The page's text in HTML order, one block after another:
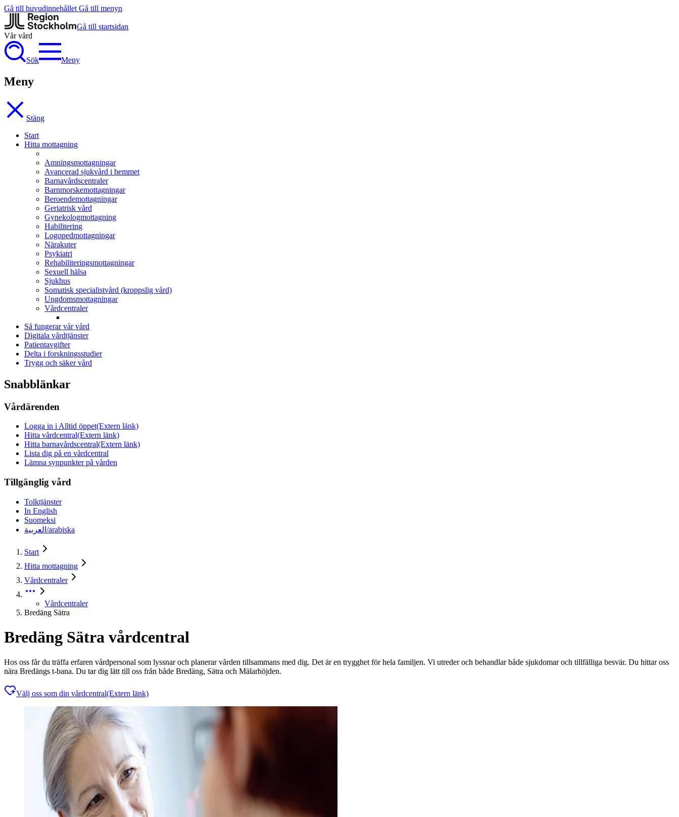
Gå till huvudinnehållet Gå till menyn
Gå till startsidan
Vår vård
Sök Meny
Meny
Stäng
Start
Hitta mottagning
Amningsmottagningar
Avancerad sjukvård i hemmet
Barnavårdscentraler
Barnmorskemottagningar
Beroendemottagningar
Geriatrisk vård
Gynekologmottagning
Habilitering
Logopedmottagningar
Närakuter
Psykiatri
Rehabiliteringsmottagningar
Sexuell hälsa
Sjukhus
Somatisk specialistvård (kroppslig vård)
Ungdomsmottagningar
Vårdcentraler
Så fungerar vår vård
Digitala vårdtjänster
Patientavgifter
Delta i forskningsstudier
Trygg och säker vård
Snabblänkar
Vårdärenden
Logga in i Alltid öppet(Extern länk)
Hitta vårdcentral(Extern länk)
Hitta barnavårdscentral(Extern länk)
Lista dig på en vårdcentral
Lämna synpunkter på vården
Tillgänglig vård
Tolktjänster
In English
Suomeksi
العربية/arabiska
Start
Hitta mottagning
Vårdcentraler
Vårdcentraler
Bredäng Sätra
Bredäng Sätra vårdcentral
Hos oss får du träffa erfaren vårdpersonal som lyssnar och planerar vården tillsammans med dig. Det är en trygghet för hela familjen. Vi utreder och behandlar både sjukdomar och tillfälliga besvär. Du hittar oss
nära Bredängs t-bana. Du tar dig lätt till oss från både Bredäng, Sätra och Mälarhöjden.
Välj oss som din vårdcentral(Extern länk)